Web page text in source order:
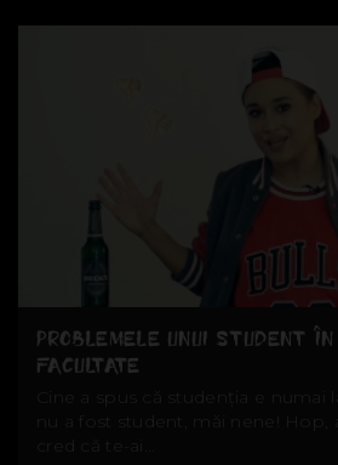
PROBLEMELE UNUI STUDENT
FACULTATE
Cine a spus că studenția e numai
nu a fost student, măi nene! Hop,
cred că te-ai...